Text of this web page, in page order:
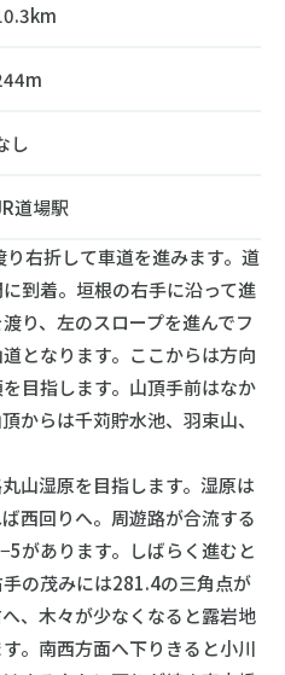
し
道場駅
右折して車道を進みます。道
到着。垣根の右手に沿って進
り、左のスロープを進んでフ
となります。ここからは方向
目指します。山頂手前はなか
からは千苅貯水池、羽束山、
山湿原を目指します。湿原は
西回りへ。周遊路が合流する
があります。しばらく進むと
の茂みには281.4の三角点が
、木々が少なくなると露岩地
。南西方面へ下りきると小川